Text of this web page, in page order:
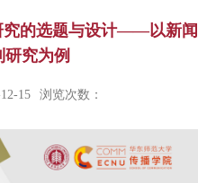
究的选题与设计——以新闻
究为例
15 浏览次数：